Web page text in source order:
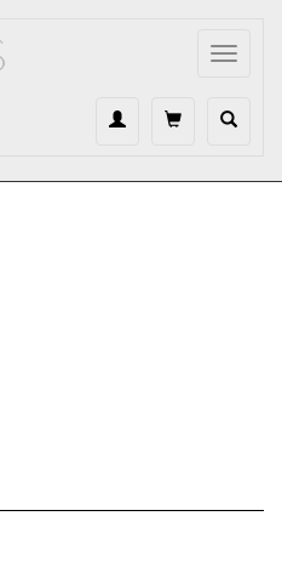
Toggle